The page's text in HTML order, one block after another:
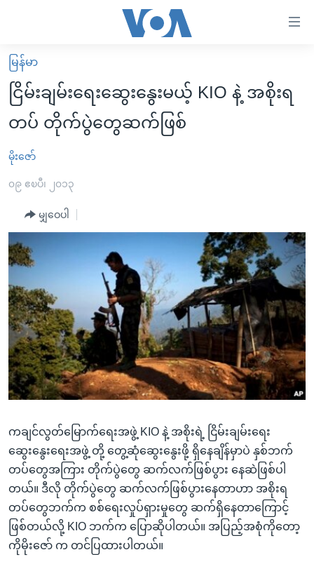
လွယ်ကူ
စေ
သည့်
များ
ပင်မ
ကျော်
ကြည့်
ပင်မ
အ
ညွန်း
စာမျက်နှာ
သို့
ကျော်
ရန်
ရှာဖွေ
ရန်
နေရာ
သို့
ကျော်
ရန်
မူလစာမျက်နှာ
မြန်မာ
ကမ္ဘာ့သတင်းများ
နိုင်ငံတကာ
အစ္စရေး-ပါလက်စတိုင်း
ဗွီဒီယို
အင်္ဂလိပ်စာလေ့လာမယ်
အမေရိကန်သုံးအီဒီယံ
မကြေးမုံရဲ့ အင်္ဂလိပ်စာ
ရုပ်ရှင်ထဲက အင်္ဂလိပ်စာ
သုတပဒေသာ အင်္ဂလိပ်စာ
အပတ်စဉ်ကဏ္ဍများ
တီဗွီ
ရေဒီယိုနှင့်ရုပ်သံ အချက်အလက်များ
ရေဒီယို/တီဗွီအစီအစဉ်
Learning English
ဗွီအိုအေ လူမှုကွန်ယက်များ
ဘာသာစကားများ
မြန်မာ
ငြိမ်းချမ်းရေးဆွေးနွေးမယ့် KIO နဲ့ အစိုးရ
တပ် တိုက်ပွဲတွေဆက်ဖြစ်
မိုးဇော်
၀၉ ဧၿပီ၊ ၂၀၁၃
မျှဝေပါ
ကချင်လွတ်မြောက်ရေးအဖွဲ့ KIO နဲ့ အစိုးရဲ့ ငြိမ်းချမ်းရေး
ဆွေးနွေးရေးအဖွဲ့ တို့ တွေ့ဆုံဆွေးနွေးဖို့ ရှိနေချိန်မှာပဲ နှစ်ဘက်
တပ်တွေအကြား တိုက်ပွဲတွေ ဆက်လက်ဖြစ်ပွား နေဆဲဖြစ်ပါ
တယ်။ ဒီလို တိုက်ပွဲတွေ ဆက်လက်ဖြစ်ပွားနေတာဟာ အစိုးရ
တပ်တွေဘက်က စစ်ရေးလှုပ်ရှားမှုတွေ ဆက်ရှိနေတာကြောင့်
ဖြစ်တယ်လို့ KIO ဘက်က ပြောဆိုပါတယ်။ အပြည့်အစုံကိုတော့
ကိုမိုးဇော် က တင်ပြထားပါတယ်။